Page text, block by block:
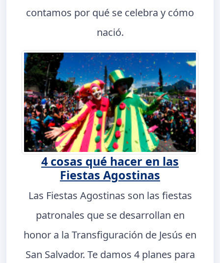
contamos por qué se celebra y cómo
nació.
4 cosas qué hacer en las
Fiestas Agostinas
Las Fiestas Agostinas son las fiestas
patronales que se desarrollan en
honor a la Transfiguración de Jesús en
San Salvador. Te damos 4 planes para